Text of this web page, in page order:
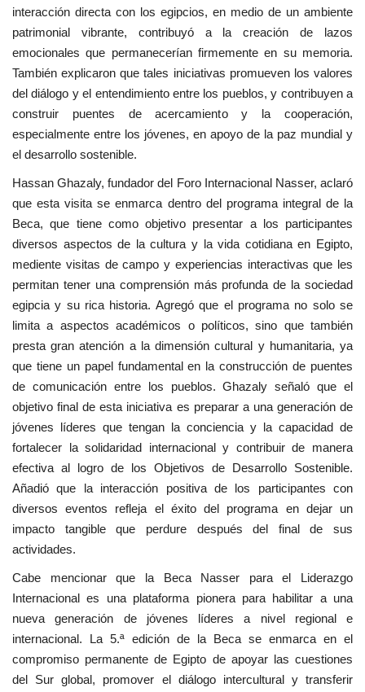
interacción directa con los egipcios, en medio de un ambiente
patrimonial vibrante, contribuyó a la creación de lazos
emocionales que permanecerían firmemente en su memoria.
También explicaron que tales iniciativas promueven los valores
del diálogo y el entendimiento entre los pueblos, y contribuyen a
construir puentes de acercamiento y la cooperación,
especialmente entre los jóvenes, en apoyo de la paz mundial y
el desarrollo sostenible.
Hassan Ghazaly, fundador del Foro Internacional Nasser, aclaró
que esta visita se enmarca dentro del programa integral de la
Beca, que tiene como objetivo presentar a los participantes
diversos aspectos de la cultura y la vida cotidiana en Egipto,
mediente visitas de campo y experiencias interactivas que les
permitan tener una comprensión más profunda de la sociedad
egipcia y su rica historia. Agregó que el programa no solo se
limita a aspectos académicos o políticos, sino que también
presta gran atención a la dimensión cultural y humanitaria, ya
que tiene un papel fundamental en la construcción de puentes
de comunicación entre los pueblos. Ghazaly señaló que el
objetivo final de esta iniciativa es preparar a una generación de
jóvenes líderes que tengan la conciencia y la capacidad de
fortalecer la solidaridad internacional y contribuir de manera
efectiva al logro de los Objetivos de Desarrollo Sostenible.
Añadió que la interacción positiva de los participantes con
diversos eventos refleja el éxito del programa en dejar un
impacto tangible que perdure después del final de sus
actividades.
Cabe mencionar que la Beca Nasser para el Liderazgo
Internacional es una plataforma pionera para habilitar a una
nueva generación de jóvenes líderes a nivel regional e
internacional. La 5.ª edición de la Beca se enmarca en el
compromiso permanente de Egipto de apoyar las cuestiones
del Sur global, promover el diálogo intercultural y transferir